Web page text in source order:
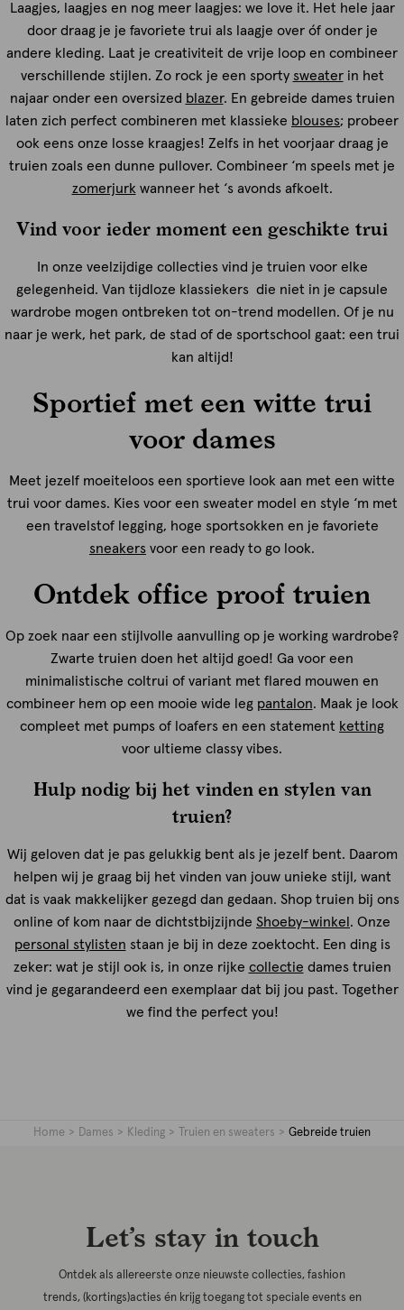
Laagjes, laagjes en nog meer laagjes: we love it. Het hele jaar
door draag je je favoriete trui als laagje over óf onder je
andere kleding. Laat je creativiteit de vrije loop en combineer
verschillende stijlen. Zo rock je een sporty sweaterin het
najaar onder een oversized blazer. En gebreide dames truien
laten zich perfect combineren met klassieke blouses; probeer
ook eens onze losse kraagjes! Zelfs in het voorjaar draag je
truien zoals een dunne pullover. Combineer ‘m speels met je
zomerjurkwanneer het ‘s avonds afkoelt.
Vind voor ieder moment een geschikte trui
In onze veelzijdige collecties vind je truien voor elke
gelegenheid. Van tijdloze klassiekers die niet in je capsule
wardrobe mogen ontbreken tot on-trend modellen. Of je nu
naar je werk, het park, de stad of de sportschool gaat: een trui
kan altijd!
Sportief met een witte trui
voor dames
Meet jezelf moeiteloos een sportieve look aan met een witte
trui voor dames. Kies voor een sweater model en style ‘m met
een travelstof legging, hoge sportsokken en je favoriete
sneakers voor een ready to go look.
Ontdek office proof truien
Op zoek naar een stijlvolle aanvulling op je working wardrobe?
Zwarte truien doen het altijd goed! Ga voor een
minimalistische coltrui of variant met flared mouwen en
combineer hem op een mooie wide leg pantalon. Maak je look
compleet met pumps of loafers en een statement ketting
voor ultieme classy vibes.
Hulp nodig bij het vinden en stylen van
truien?
Wij geloven dat je pas gelukkig bent als je jezelf bent. Daarom
helpen wij je graag bij het vinden van jouw unieke stijl, want
dat is vaak makkelijker gezegd dan gedaan. Shop truien bij ons
online of kom naar de dichtstbijzijnde Shoeby-winkel . Onze
personal stylisten staan je bij in deze zoektocht. Een ding is
zeker: wat je stijl ook is, in onze rijke collectie dames truien
vind je gegarandeerd een exemplaar dat bij jou past. Together
we find the perfect you!
Home Dames Kleding Truien en sweaters Gebreide truien
Let’s stay in touch
Ontdek als allereerste onze nieuwste collecties, fashion
trends, (kortings)acties én krijg toegang tot speciale events en